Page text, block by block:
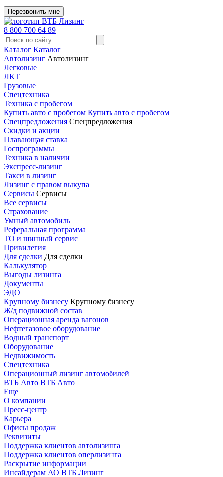
Перезвонить мне
8 800 700 64 89
Каталог Каталог
Автолизинг Автолизинг
Легковые
ЛКТ
Грузовые
Спецтехника
Техника с пробегом
Купить авто с пробегом Купить авто с пробегом
Спецпредложения Спецпредложения
Скидки и акции
Плавающая ставка
Госпрограммы
Техника в наличии
Экспресс-лизинг
Такси в лизинг
Лизинг с правом выкупа
Сервисы Сервисы
Все сервисы
Страхование
Умный автомобиль
Реферальная программа
ТО и шинный сервис
Привилегия
Для сделки Для сделки
Калькулятор
Выгоды лизинга
Документы
ЭДО
Крупному бизнесу Крупному бизнесу
Ж/д подвижной состав
Операционная аренда вагонов
Нефтегазовое оборудование
Водный транспорт
Оборудование
Недвижимость
Спецтехника
Операционный лизинг автомобилей
ВТБ Авто ВТБ Авто
Еще
О компании
Пресс-центр
Карьера
Офисы продаж
Реквизиты
Поддержка клиентов автолизинга
Поддержка клиентов оперлизинга
Раскрытие информации
Инсайдерам АО ВТБ Лизинг